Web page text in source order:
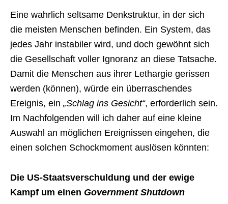
Eine wahrlich seltsame Denkstruktur, in der sich
die meisten Menschen befinden. Ein System, das
jedes Jahr instabiler wird, und doch gewöhnt sich
die Gesellschaft voller Ignoranz an diese Tatsache.
Damit die Menschen aus ihrer Lethargie gerissen
werden (können), würde ein überraschendes
Ereignis, ein „Schlag ins Gesicht“, erforderlich sein.
Im Nachfolgenden will ich daher auf eine kleine
Auswahl an möglichen Ereignissen eingehen, die
einen solchen Schockmoment auslösen könnten:
Die US-Staatsverschuldung und der ewige
Kampf um einen Government Shutdown